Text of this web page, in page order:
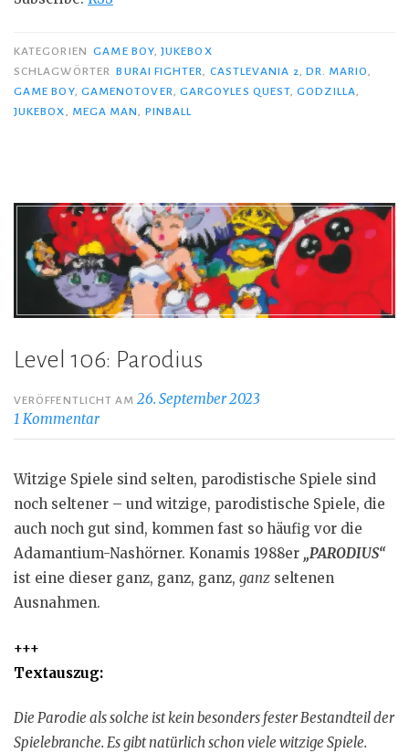
KATEGORIEN GAME BOY,JUKEBOX
SCHLAGWÖRTER
BURAI FIGHTER CASTLEVANIA 2 DR. MARIO
GAME BOY, GAMENOTOVER GARGOYLES QUEST ,GODZILLA
JUKEBOX
MEGA MAN PINBALL
Level 106: Parodius
VERÖFFENTLICHT AM26. September 2023
1 Kommentar
Witzige Spiele sind selten, parodistische Spiele sind
noch seltener – und witzige, parodistische Spiele, die
auch noch gut sind, kommen fast so häufig vor die
Adamantium-Nashörner. Konamis 1988er „PARODIUS“
ist eine dieser ganz, ganz, ganz, ganz seltenen
Ausnahmen.
+++
Textauszug:
Die Parodie als solche ist kein besonders fester Bestandteil der
Spielebranche. Es gibt natürlich schon viele witzige Spiele.